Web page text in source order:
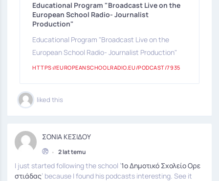
Educational Program "Broadcast Live on the
European School Radio- Journalist
Production"
Educational Program "Broadcast Live on the
European School Radio- Journalist Production"
HTTPS://EUROPEANSCHOOLRADIO.EU/PODCAST/7935
liked this
ΣΟΝΙΑ ΚΕΣΙΔΟΥ
• 2 lat temu
I just started following the school ’1ο Δημοτικό Σχολείο Ορε
στιάδας’ because I found his podcasts interesting. See it